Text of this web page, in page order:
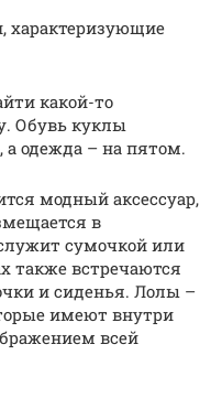
характеризующие
какой-то
Обувь куклы
а одежда – на пятом.
модный аксессуар,
в
сумочкой или
также встречаются
и сиденья. Лолы –
имеют внутри
всей